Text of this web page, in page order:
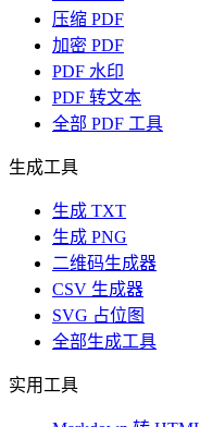
压缩 PDF
加密 PDF
PDF 水印
PDF 转文本
全部 PDF 工具
生成工具
生成 TXT
生成 PNG
二维码生成器
CSV 生成器
SVG 占位图
全部生成工具
实用工具